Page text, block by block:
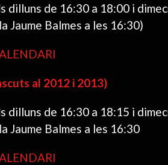
dilluns de 16:30 a 18:00 i
Jaume Balmes a les 16:30)
al 2012 i 2013)
dilluns de 16:30 a 18:15 i
Jaume Balmes a les 16:30